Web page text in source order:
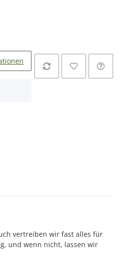
vertreiben wir fast alles für
und wenn nicht, lassen wir